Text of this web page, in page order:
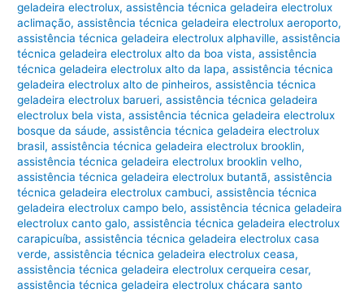
geladeira electrolux,assistência técnica geladeira electrolux
aclimação,assistência técnica geladeira electrolux aeroporto,
assistência técnica geladeira electrolux alphaville,assistência
técnica geladeira electrolux alto da boa vista,assistência
técnica geladeira electrolux alto da lapa,assistência técnica
geladeira electrolux alto de pinheiros,assistência técnica
geladeira electrolux barueri,assistência técnica geladeira
electrolux bela vista,assistência técnica geladeira electrolux
bosque da sáude,assistência técnica geladeira electrolux
brasil,assistência técnica geladeira electrolux brooklin,
assistência técnica geladeira electrolux brooklin velho,
assistência técnica geladeira electrolux butantã,assistência
técnica geladeira electrolux cambuci,assistência técnica
geladeira electrolux campo belo,assistência técnica geladeira
electrolux canto galo,assistência técnica geladeira electrolux
carapicuíba,assistência técnica geladeira electrolux casa
verde,assistência técnica geladeira electrolux ceasa,
assistência técnica geladeira electrolux cerqueira cesar,
assistência técnica geladeira electrolux chácara santo